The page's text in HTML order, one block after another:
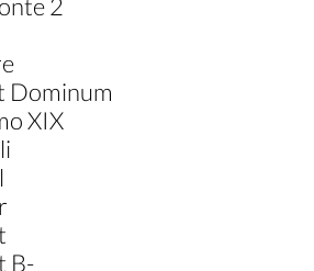
2
Dominum
XIX
B-